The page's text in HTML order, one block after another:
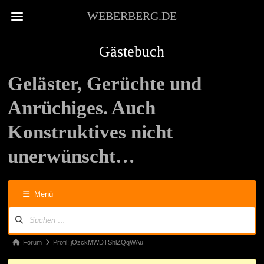
WEBERBERG.DE
Gästebuch
Geläster, Gerüchte und
Anrüchiges. Auch
Konstruktives nicht
unerwünscht…
Menü
Navigation
Forum-Forum Profil: jOzckMWDTShlZQqWAu